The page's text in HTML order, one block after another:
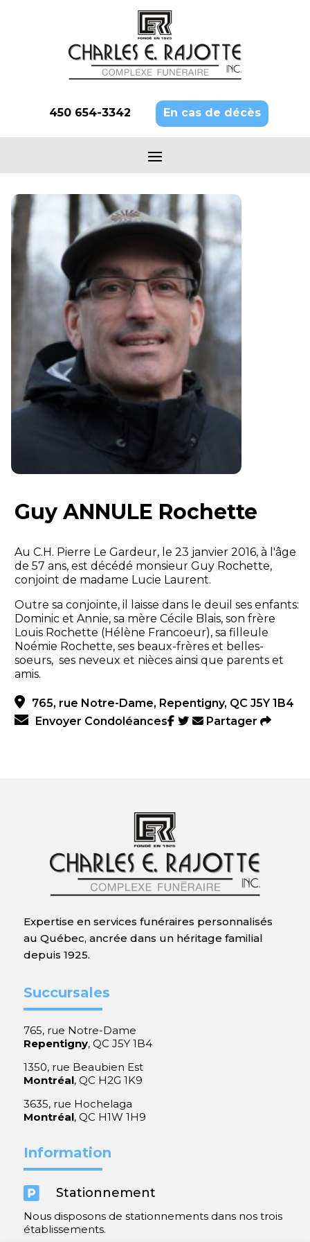
450 654-3342 En cas de décès
Guy ANNULE Rochette
Au C.H. Pierre Le Gardeur, le 23 janvier 2016, à l'âge
de 57 ans, est décédé monsieur Guy Rochette,
conjoint de madame Lucie Laurent.
Outre sa conjointe, il laisse dans le deuil ses enfants:
Dominic et Annie, sa mère Cécile Blais, son frère
Louis Rochette (Hélène Francoeur), sa filleule
Noémie Rochette, ses beaux-frères et belles-
soeurs, ses neveux et nièces ainsi que parents et
amis.
765, rue Notre-Dame, Repentigny, QC J5Y 1B4
Envoyer Condoléances
Partager
Expertise en services funéraires personnalisés
au Québec, ancrée dans un héritage familial
depuis 1925.
Succursales
765, rue Notre-Dame
Repentigny, QC J5Y 1B4
1350, rue Beaubien Est
Montréal, QC H2G 1K9
3635, rue Hochelaga
Montréal, QC H1W 1H9
Information
 Stationnement
Nous disposons de stationnements dans nos trois
établissements.